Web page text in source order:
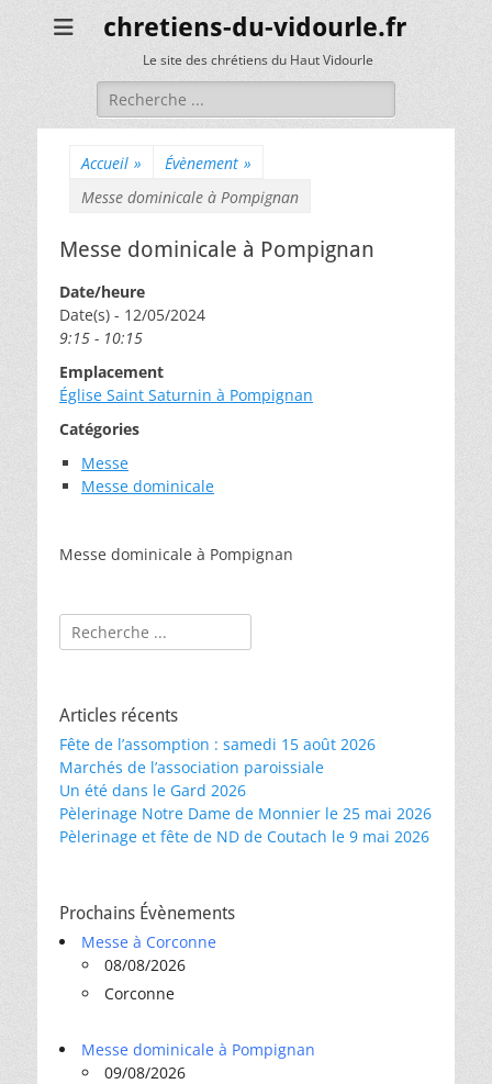
chretiens-du-vidourle.fr
Le site des chrétiens du Haut Vidourle
Rechercher :
Accueil » Évènement »
Messe dominicale à Pompignan
Messe dominicale à Pompignan
Date/heure
Date(s) - 12/05/2024
9:15 - 10:15
Emplacement
Église Saint Saturnin à Pompignan
Catégories
Messe
Messe dominicale
Messe dominicale à Pompignan
Rechercher :
Articles récents
Fête de l’assomption : samedi 15 août 2026
Marchés de l’association paroissiale
Un été dans le Gard 2026
Pèlerinage Notre Dame de Monnier le 25 mai 2026
Pèlerinage et fête de ND de Coutach le 9 mai 2026
Prochains Évènements
Messe à Corconne
08/08/2026
Corconne
Messe dominicale à Pompignan
09/08/2026